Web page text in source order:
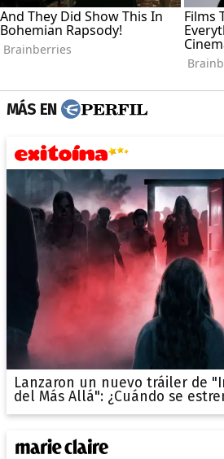
MÁS EN
Lanzaron un nuevo tráiler de
del Más Allá": ¿Cuándo se